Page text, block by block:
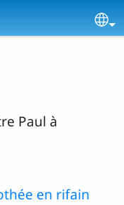
Paul à
en rifain